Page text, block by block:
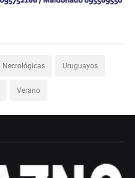
Necrológicas Uruguayos
Verano